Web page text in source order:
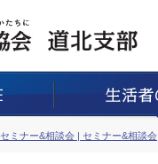
セミナー&相談会 | セミナー&相談会